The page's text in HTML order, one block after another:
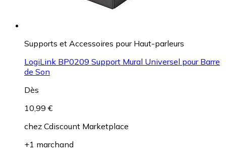
Supports et Accessoires pour Haut-parleurs
LogiLink BP0209 Support Mural Universel pour Barre
de Son
Dès
10,99 €
chez Cdiscount Marketplace
+1 marchand